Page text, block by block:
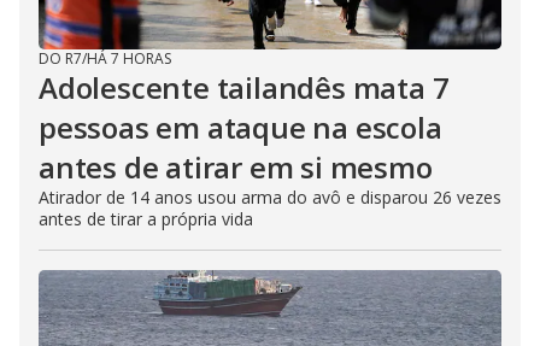
DO R7/HÁ 7 HORAS
Adolescente tailandês mata 7
pessoas em ataque na escola
antes de atirar em si mesmo
Atirador de 14 anos usou arma do avô e disparou 26 vezes
antes de tirar a própria vida